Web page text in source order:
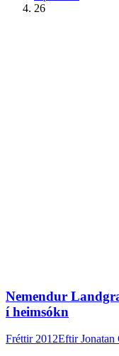
26
Nemendur
í heimsókn
Fréttir 2012EftirJonatan